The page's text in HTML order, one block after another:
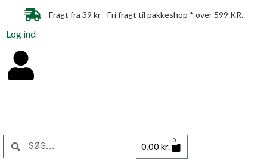
Fragt fra 39 kr - Fri fragt til pakkeshop * over 599 KR.
Log ind
0,00 kr.
0